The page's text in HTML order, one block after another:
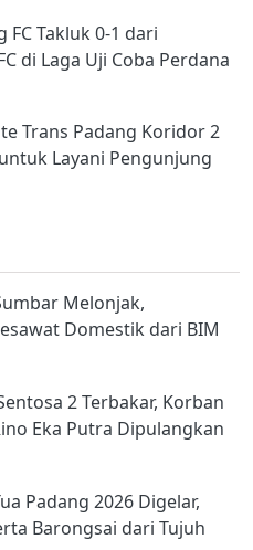
FC Takluk 0-1 dari
di Laga Uji Coba Perdana
Trans Padang Koridor 2
Layani Pengunjung
Rp1
Melonjak,
Domestik dari BIM
Persen
2 Terbakar, Korban
Eka Putra Dipulangkan
Padang 2026 Digelar,
Barongsai dari Tujuh